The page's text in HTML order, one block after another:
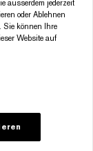
ab.
Haut mit
und
vollständigen
ausserdem jederzeit
oder Ablehnen
Sie können Ihre
Website auf